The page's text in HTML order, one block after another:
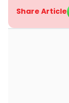
Share Article